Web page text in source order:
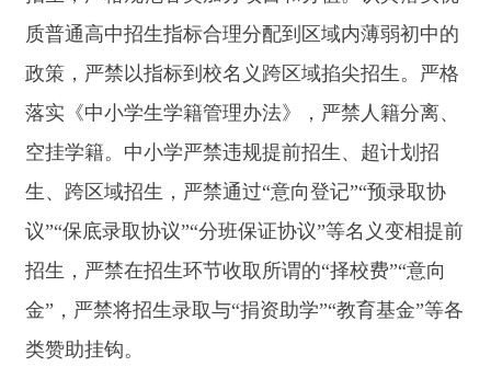
类赞助挂钩。
（三）严格规范特定类型招生。各地教育行政
部门要加强对中小学各类人才培养改革试点、实验
项目及特长招生的统筹管理，全面实行特定类型招
生省级审核备案制度，从严从紧控制招生学校数
察方式及培养方案。录取结束后，须按规定在相应
范围内公示名单。严禁任何地方、任何学校未经省
级批准，在义务教育阶段以创新人才早期培养项目